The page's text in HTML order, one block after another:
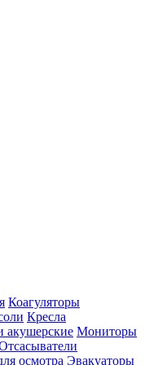
Коагуляторы
Кресла
акушерские Мониторы
осмотра Эвакуаторы